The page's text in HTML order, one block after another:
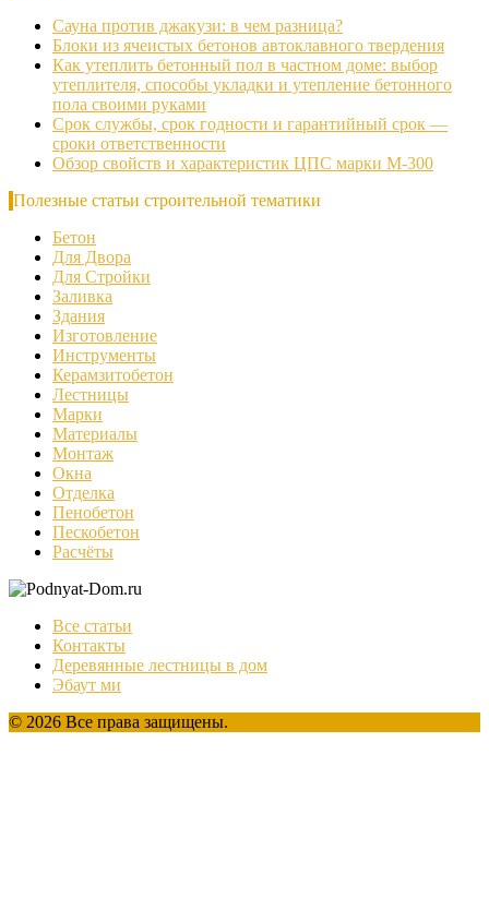
Сауна против джакузи: в чем разница?
Блоки из ячеистых бетонов автоклавного твердения
Как утеплить бетонный пол в частном доме: выбор
утеплителя, способы укладки и утепление бетонного
пола своими руками
Срок службы, срок годности и гарантийный срок —
сроки ответственности
Обзор свойств и характеристик ЦПС марки М-300
Полезные статьи строительной тематики
Бетон
Для Двора
Для Стройки
Заливка
Здания
Изготовление
Инструменты
Керамзитобетон
Лестницы
Марки
Материалы
Монтаж
Окна
Отделка
Пенобетон
Пескобетон
Расчёты
Все статьи
Контакты
Деревянные лестницы в дом
Эбаут ми
© 2026 Все права защищены.